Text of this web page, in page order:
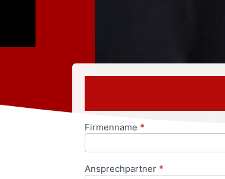
Anfrageformular
Firmenname *
Ansprechpartner *